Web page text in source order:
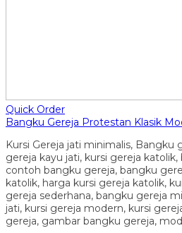
Quick Order
Bangku Gereja Protestan Klasik
Kursi Gereja jati minimalis, Bangku
gereja kayu jati, kursi gereja
contoh bangku gereja, bangku
katolik, harga kursi gereja katolik,
gereja sederhana, bangku gereja
jati, kursi gereja modern, kursi
gereja, gambar bangku gereja,